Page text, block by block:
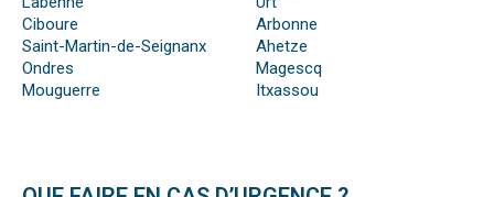
Ciboure
Saint-Martin-de-Seignanx
Ondres
Mouguerre
Arbonne
Ahetze
Magescq
Itxassou